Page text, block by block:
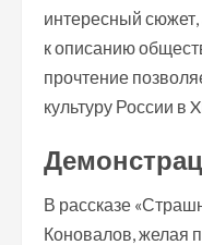
интересный
к описанию
прочтение
культуру России в
В рассказе
Коновалов, желая